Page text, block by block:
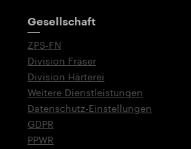
Gesellschaft
ZPS-FN
Division Fräser
Division Härterei
Weitere Dienstleistungen
Datenschutz-Einstellungen
GDPR
PPWR